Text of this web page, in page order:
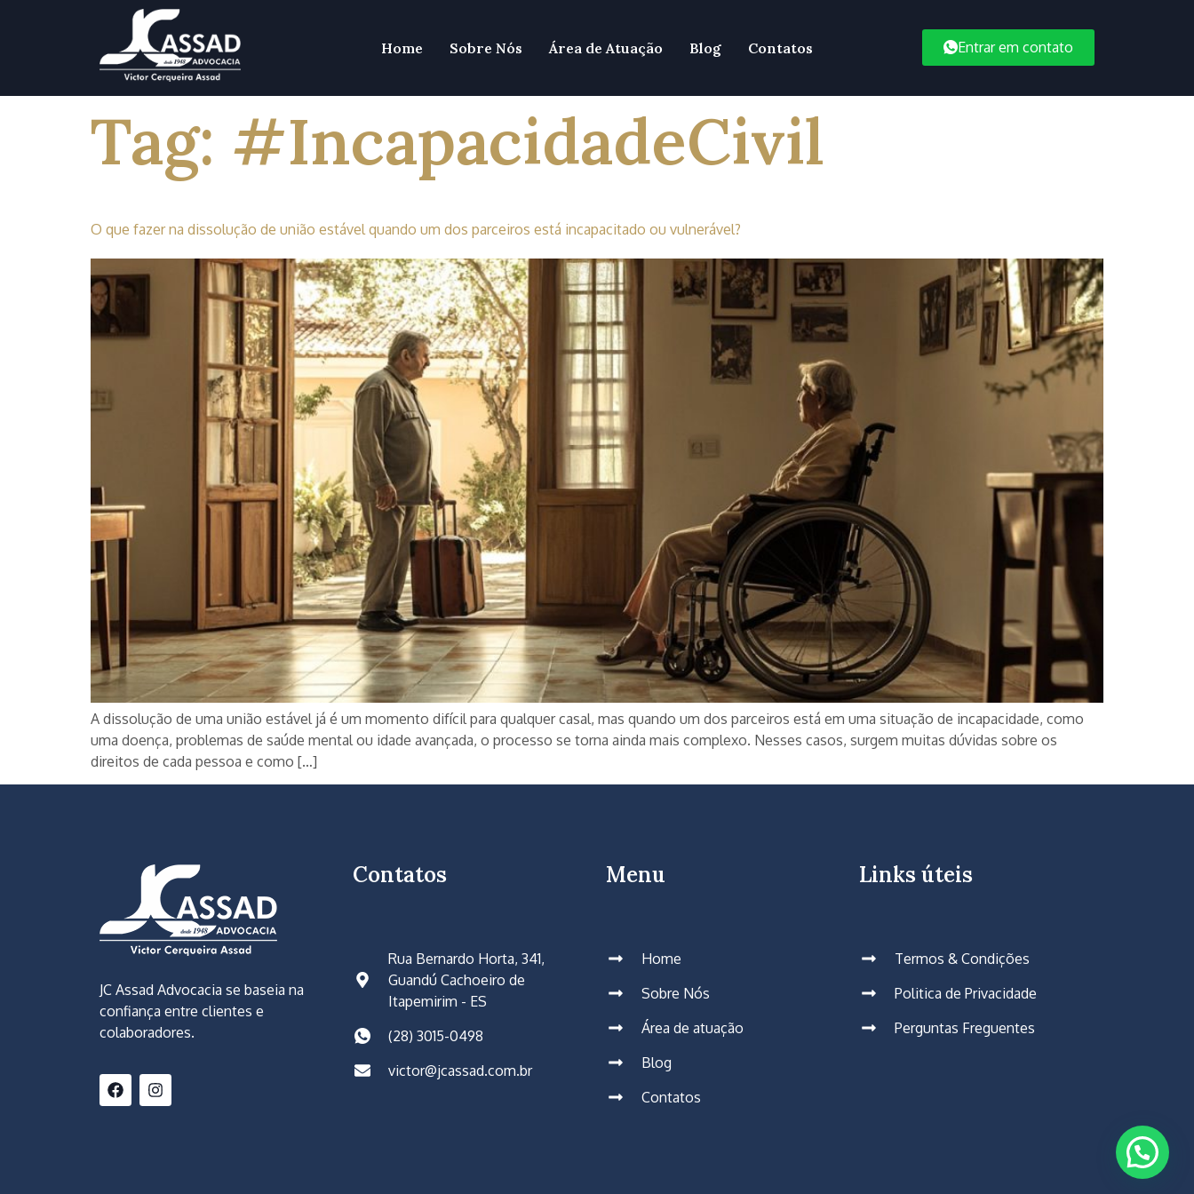
Home Sobre Nós Área de Atuação Blog Contatos Entrar em contato
Tag: #IncapacidadeCivil
O que fazer na dissolução de união estável quando um dos parceiros está incapacitado ou vulnerável?
A dissolução de uma união estável já é um momento difícil para qualquer casal, mas quando um dos parceiros está em uma situação de incapacidade, como
uma doença, problemas de saúde mental ou idade avançada, o processo se torna ainda mais complexo. Nesses casos, surgem muitas dúvidas sobre os
direitos de cada pessoa e como […]
JC Assad Advocacia se baseia na
confiança entre clientes e
colaboradores.
Contatos
Rua Bernardo Horta, 341,
Guandú Cachoeiro de
Itapemirim - ES
(28) 3015-0498
victor@jcassad.com.br
Menu
Home
Sobre Nós
Área de atuação
Blog
Contatos
Links úteis
Termos & Condições
Politica de Privacidade
Perguntas Freguentes